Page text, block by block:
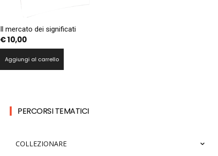
Il mercato dei significati
€10,00
Aggiungi al carrello
PERCORSI TEMATICI
COLLEZIONARE